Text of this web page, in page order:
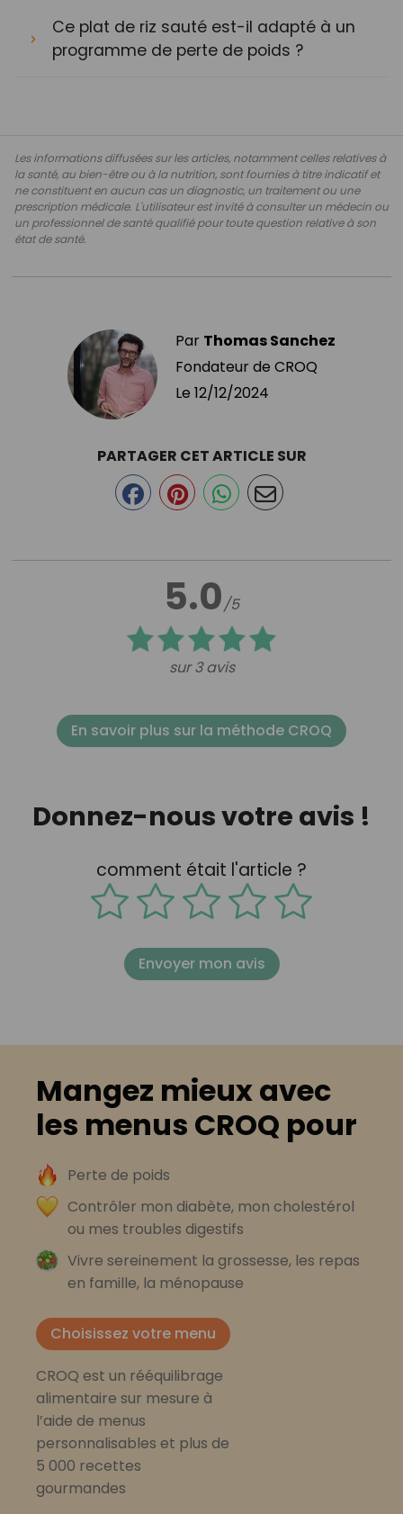
Ce plat de riz sauté est-il adapté à un
programme de perte de poids ?
Les informations diffusées sur les articles, notamment celles relatives à
la santé, au bien-être ou à la nutrition, sont fournies à titre indicatif et
ne constituent en aucun cas un diagnostic, un traitement ou une
prescription médicale. L'utilisateur est invité à consulter un médecin ou
un professionnel de santé qualifié pour toute question relative à son
état de santé.
Par Thomas Sanchez
Fondateur de CROQ
Le 12/12/2024
5.0/5
sur 3 avis
PARTAGER CET ARTICLE SUR
En savoir plus sur la méthode CROQ
Donnez-nous votre avis !
comment était l'article ?
Envoyer mon avis
Mangez mieux avec
les menus CROQ pour
Perte de poids
Contrôler mon diabète, mon cholestérol
ou mes troubles digestifs
Vivre sereinement la grossesse, les repas
en famille, la ménopause
Choisissez votre menu
CROQ est un rééquilibrage
alimentaire sur mesure à
l’aide de menus
personnalisables et plus de
5 000 recettes
gourmandes